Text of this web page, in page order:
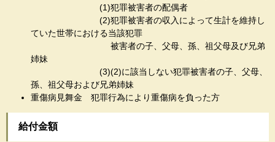
(1)犯罪被害者の配偶者
(2)犯罪被害者の収入によって生計を維持し
ていた世帯における当該犯罪
被害者の子、父母、孫、祖父母及び兄弟
姉妹
(3)(2)に該当しない犯罪被害者の子、父母、
孫、祖父母および兄弟姉妹
重傷病見舞金 犯罪行為により重傷病を負った方
給付金額